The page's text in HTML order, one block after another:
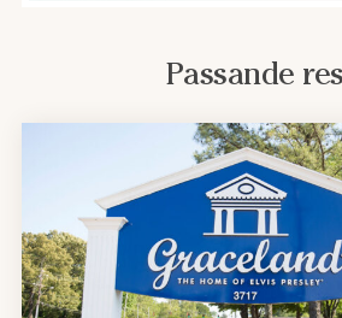
Passande